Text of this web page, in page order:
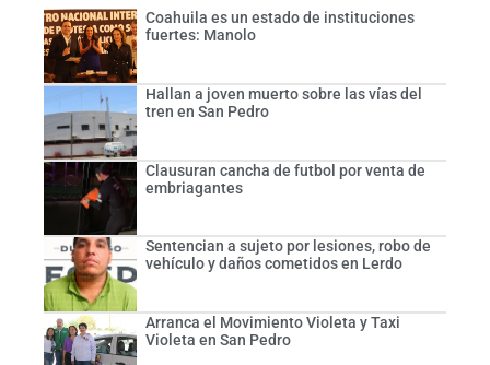
Coahuila es un estado de instituciones
fuertes: Manolo
Hallan a joven muerto sobre las vías del
tren en San Pedro
Clausuran cancha de futbol por venta de
embriagantes
Sentencian a sujeto por lesiones, robo de
vehículo y daños cometidos en Lerdo
Arranca el Movimiento Violeta y Taxi
Violeta en San Pedro